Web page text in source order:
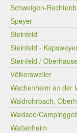
Schweigen-
Speyer
Steinfeld
Steinfeld -
Steinfeld /
Völkersweiler
Wachenheim an der
Waldrohrbach,
Waldsee/
Wattenheim